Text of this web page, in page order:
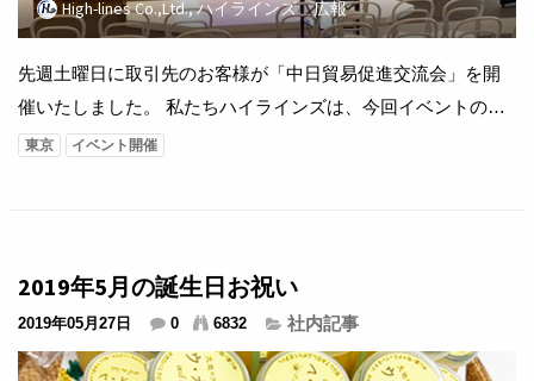
High-lines Co.,Ltd., ハイラインズ 広報
先週土曜日に取引先のお客様が「中日貿易促進交流会」を開
催いたしました。 私たちハイラインズは、今回イベントのメ
インサポート会社であり、イベントの準備及び当日の運営を
月15日 主催： 一般社団法人...
東京 イベント開催
2019年5月の誕生日お祝い
2019年05月27日 0 6832 社内記事